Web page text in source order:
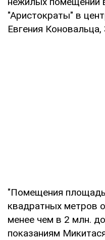
"Аристократы" в
Евгения Коновальца,
"Помещения
квадратных метров
менее чем в 2 млн.
показаниям